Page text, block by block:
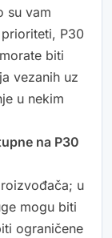
su vam
P30
biti
vezanih uz
u nekim
na P30
u
mogu biti
ograničene